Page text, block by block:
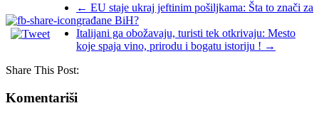
← EU staje ukraj jeftinim pošiljkama: Šta to znači za
građane BiH?
Italijani ga obožavaju, turisti tek otkrivaju: Mesto
koje spaja vino, prirodu i bogatu istoriju ! →
Share This Post:
Komentariši